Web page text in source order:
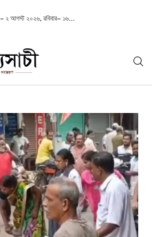
২ আগস্ট ২০২৬, রবিবার– ১৬...